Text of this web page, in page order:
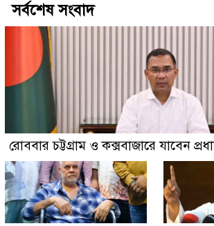
সর্বশেষ সংবাদ
রোববার চট্টগ্রাম ও কক্সবাজারে যাবেন